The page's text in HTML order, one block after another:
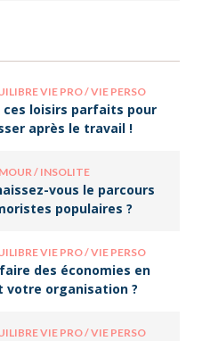
VIE PRO / VIE PERSO
ces loisirs parfaits pour
après le travail !
/ INSOLITE
vous le parcours
populaires ?
VIE PRO / VIE PERSO
des économies en
votre organisation ?
VIE PRO / VIE PERSO